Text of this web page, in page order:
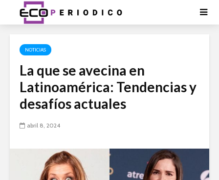
NOTICIAS
La que se avecina en
Latinoamérica: Tendencias y
desafíos actuales
abril 8, 2024